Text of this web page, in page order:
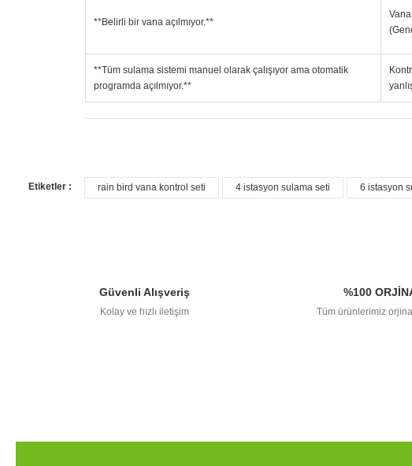
**Belirli bir vana açılmıyor.**
**Tüm sulama sistemi manuel olarak çalışıyor ama otomatik
programda açılmıyor.**
Bu ürünün fiyat bilgisi, resim, ürün
Ürün bilgilerinde hatalar bulunuyor.
Etiketler : rain bird vana kontrol seti 4 istasyon sulama seti 6 istasyon
Güvenli Alışveriş
Kolay ve hızlı iletişim
%100
Tüm ürünlerimiz